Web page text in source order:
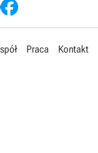
Praca Kontakt